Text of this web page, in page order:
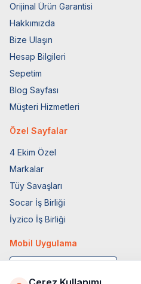
Orijinal Ürün Garantisi
Hakkımızda
Bize Ulaşın
Hesap Bilgileri
Sepetim
Blog Sayfası
Müşteri Hizmetleri
Özel Sayfalar
4 Ekim Özel
Markalar
Tüy Savaşları
Socar İş Birliği
İyzico İş Birliği
Mobil Uygulama